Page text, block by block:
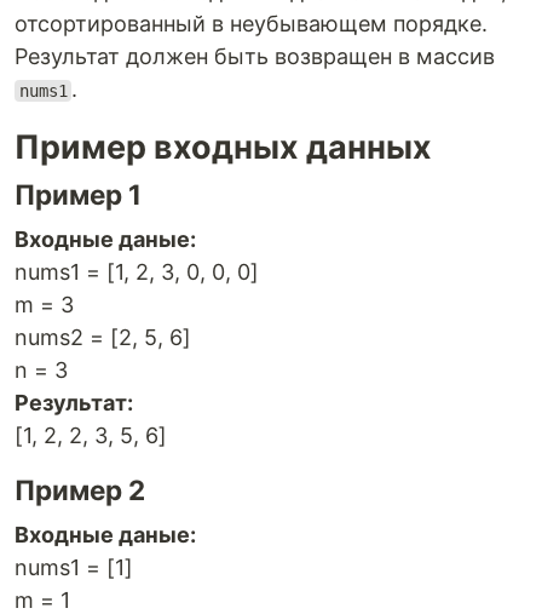
отсортированный в неубывающем порядке.
Результат должен быть возвращен в массив
nums1 .
Пример входных данных
Пример 1
Входные даные:
nums1 = [1, 2, 3, 0, 0, 0]
m = 3
nums2 = [2, 5, 6]
n = 3
Результат:
[1, 2, 2, 3, 5, 6]
Пример 2
Входные даные:
nums1 = [1]
m = 1